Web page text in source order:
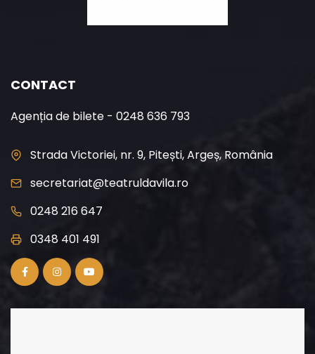
CONTACT
Agenția de bilete - 0248 636 793
Strada Victoriei, nr. 9, Pitești, Argeș, România
secretariat@teatruldavila.ro
0248 216 647
0348 401 491